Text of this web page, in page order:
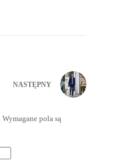
NASTĘPNY
Wymagane pola są